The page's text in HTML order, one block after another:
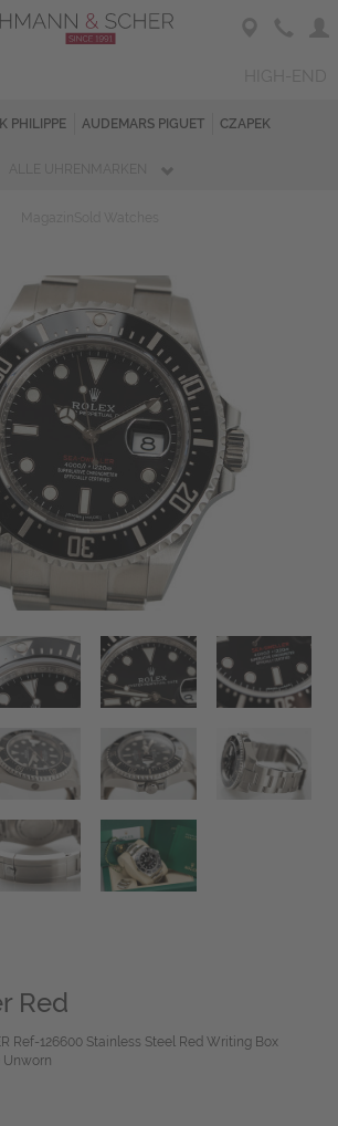
PHILIPPE AUDEMARS PIGUET CZAPEK
Red
Ref-126600 Stainless Steel Red Writing Box
Unworn